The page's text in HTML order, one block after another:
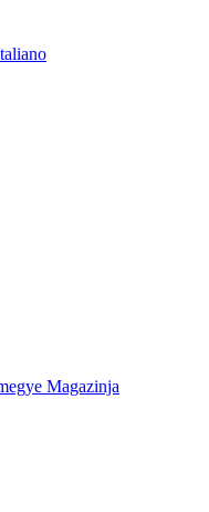
Magazinja